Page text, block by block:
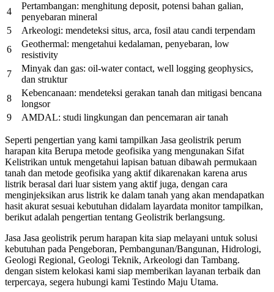
4
Pertambangan: menghitung deposit, potensi bahan galian,
penyebaran mineral
5
Arkeologi: mendeteksi situs, arca, fosil atau candi terpendam
6
Geothermal: mengetahui kedalaman, penyebaran, low
resistivity
7
Minyak dan gas: oil-water contact, well logging geophysics,
dan struktur
8
Kebencanaan: mendeteksi gerakan tanah dan mitigasi bencana
longsor
9
AMDAL: studi lingkungan dan pencemaran air tanah
Seperti pengertian yang kami tampilkan Jasa geolistrik perum
harapan kita Berupa metode geofisika yang mengunakan Sifat
Kelistrikan untuk mengetahui lapisan batuan dibawah permukaan
tanah dan metode geofisika yang aktif dikarenakan karena arus
listrik berasal dari luar sistem yang aktif juga, dengan cara
menginjeksikan arus listrik ke dalam tanah yang akan mendapatkan
hasit akurat sesuai kebutuhan didalam layardata monitor tampilkan,
berikut adalah pengertian tentang Geolistrik berlangsung.
Jasa Jasa geolistrik perum harapan kita siap melayani untuk solusi
kebutuhan pada Pengeboran, Pembangunan/Bangunan, Hidrologi,
Geologi Regional, Geologi Teknik, Arkeologi dan Tambang.
dengan sistem kelokasi kami siap memberikan layanan terbaik dan
terpercaya, segera hubungi kami Testindo Maju Utama.